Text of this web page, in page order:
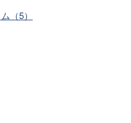
（5）